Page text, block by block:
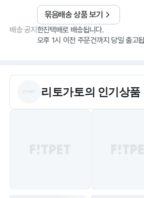
묶음배송 상품 보기
배송 공지 한진택배로 배송됩니다.
오후 1시 이전 주문건까지 당일 출고
리토가토의 인기상품